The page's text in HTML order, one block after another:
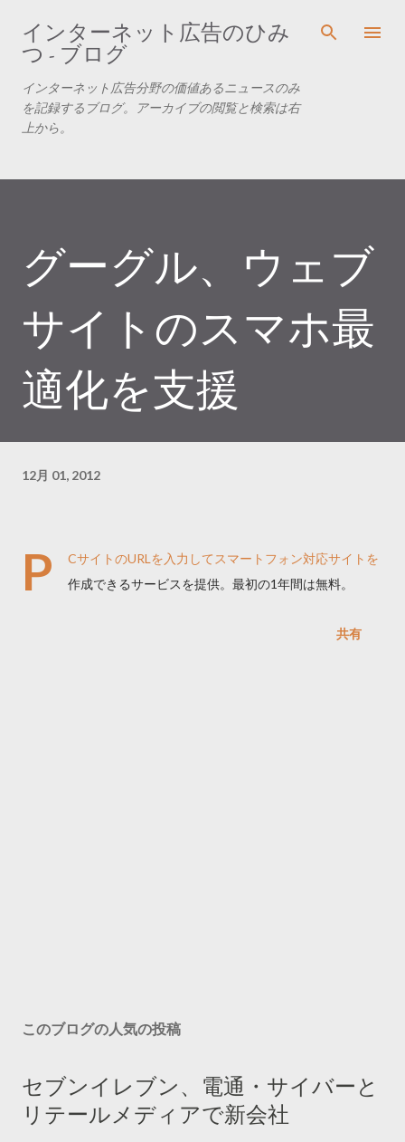
スキップしてメイン コンテンツに移動
インターネット広告のひみ
つ - ブログ
インターネット広告分野の価値あるニュースのみ
を記録するブログ。アーカイブの閲覧と検索は右
上から。
グーグル、ウェブ
サイトのスマホ最
適化を支援
12月 01, 2012
P
CサイトのURLを入力してスマートフォン対応サイトを
作成できるサービスを提供。最初の1年間は無料。
共有
このブログの人気の投稿
セブンイレブン、電通・サイバーと
リテールメディアで新会社